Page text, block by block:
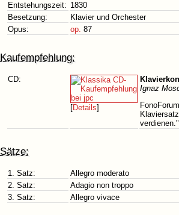
Entstehungszeit: 1830
Besetzung:
Klavier und Orchester
Opus:
op. 87
Kaufempfehlung:
CD:
[Details]
Ignaz
verdienen."
Sätze:
1. Satz:
Allegro moderato
2. Satz:
Adagio non troppo
3. Satz:
Allegro vivace